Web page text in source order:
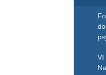
VI